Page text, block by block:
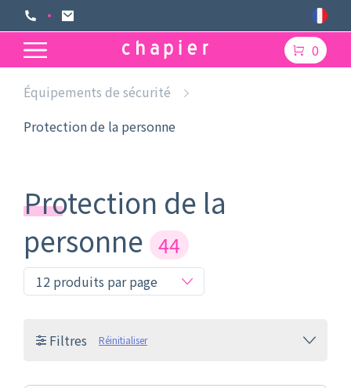
0
Équipements de sécurité
Protection de la personne
Protection de la
personne 44
Filtres Réinitialiser